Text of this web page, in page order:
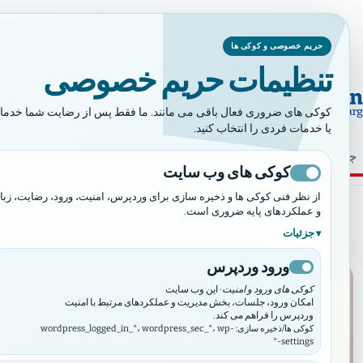
شما آنچه در
⌕
ماه:آوریل ۲۰۲۵
اخبار
حریم خصوصی و کوکی ها
تنظیمات حریم خصوصی
کوکی های ضروری فعال باقی می مانند. ما فقط پس از رضایت شما خدمات
یا خدمات فردی را انتخاب کنید.
کوکی های وب سایت
از نظر فنی کوکی ها و ذخیره سازی برای وردپرس، امنیت، ورود، رضایت،
و عملکردهای پایه ضروری است.
جزئیات
ورود وردپرس
کوکی های ورود و امنیت· این وب سایت
امکان ورود، جلسات، بخش مدیریت و عملکردهای مرتبط با امنیت
وردپرس را فراهم می کند.
کوکی ها/ذخیره سازی: wordpress_logged_in_*، wordpress_sec_*، wp-
settings-*